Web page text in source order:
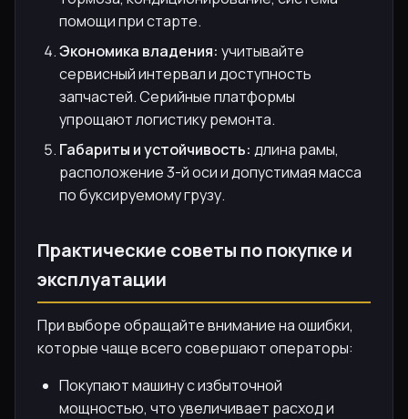
помощи при старте.
Экономика владения: учитывайте
сервисный интервал и доступность
запчастей. Серийные платформы
упрощают логистику ремонта.
Габариты и устойчивость: длина рамы,
расположение 3-й оси и допустимая масса
по буксируемому грузу.
Практические советы по покупке и
эксплуатации
При выборе обращайте внимание на ошибки,
которые чаще всего совершают операторы:
Покупают машину с избыточной
мощностью, что увеличивает расход и